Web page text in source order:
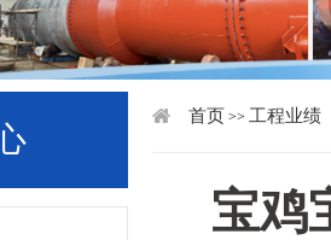
首页 >> 工程业绩
宝鸡